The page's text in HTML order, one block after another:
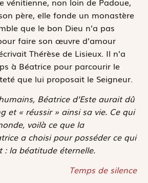
père, elle fonde un monastère
que le bon Dieu n’a pas
faire son œuvre d’amour
Thérèse de Lisieux. Il n’a
à Béatrice pour parcourir le
que lui proposait le Seigneur.
Béatrice d’Este aurait dû
et « réussir » ainsi sa vie. Ce qui
voilà ce que la
a choisi pour posséder ce qui
: la béatitude éternelle.
Temps de silence